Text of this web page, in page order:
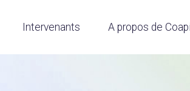
Intervenants A propos de Coapi